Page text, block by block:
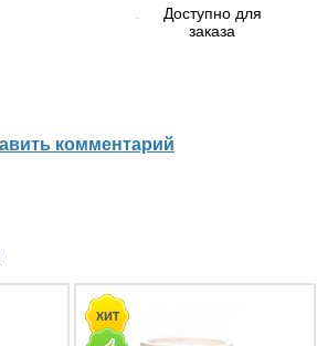
Доступно для
заказа
комментарий